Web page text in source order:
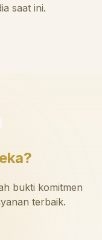
saat ini.
bukti komitmen
terbaik.